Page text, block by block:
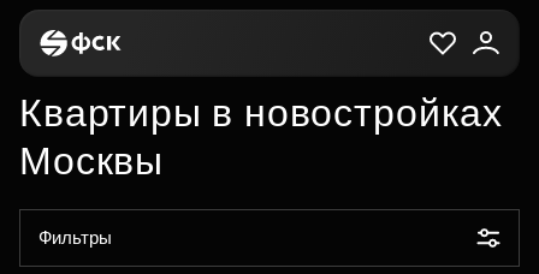
Квартиры в новостройках
Москвы
Фильтры